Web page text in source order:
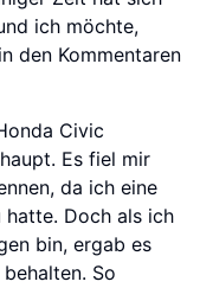
ich möchte,
den Kommentaren
Civic
Es fiel mir
da ich eine
hatte. Doch als ich
bin, ergab es
So